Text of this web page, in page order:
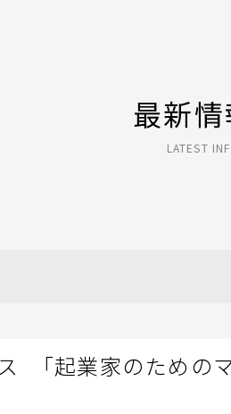
最新
LATEST
「起業家のための